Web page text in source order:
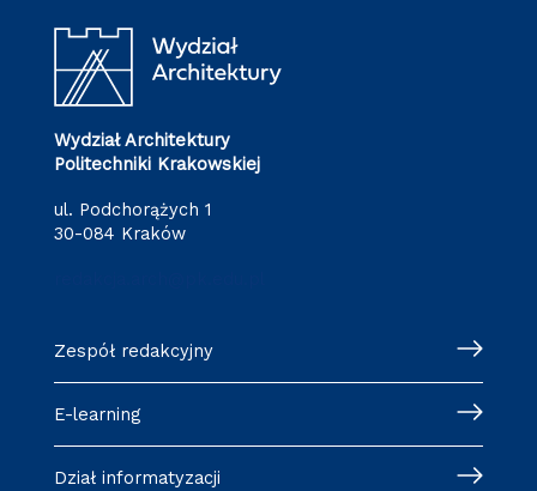
Wydział Architektury
Politechniki Krakowskiej
ul. Podchorążych 1
30-084 Kraków
Zespół redakcyjny
E-learning
Dział informatyzacji